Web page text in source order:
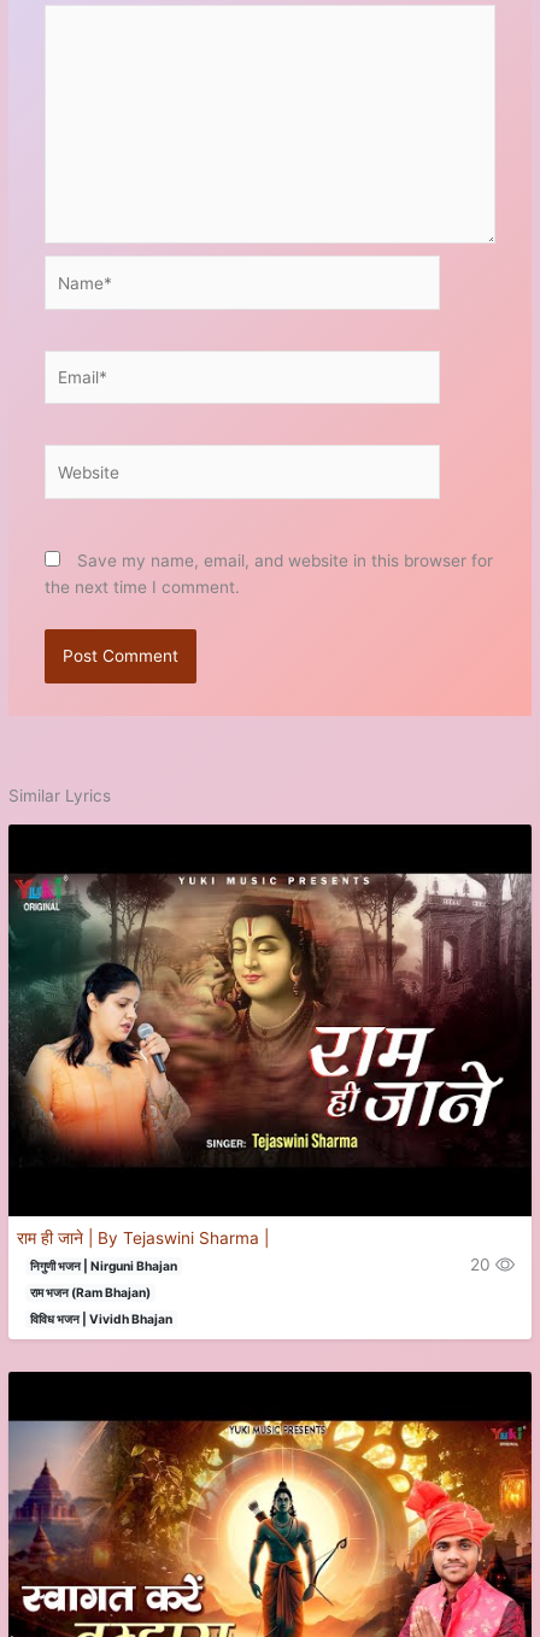
Save my name, email, and website in this browser for
the next time I comment.
Similar Lyrics
राम ही जाने | By Tejaswini Sharma |
निगुणी भजन | Nirguni Bhajan
राम भजन (Ram Bhajan)
विविध भजन | Vividh Bhajan
20